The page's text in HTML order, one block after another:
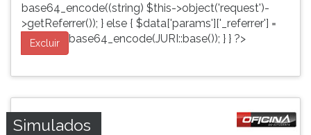
base64_encode((string) $this->object('request')-
>getReferrer()); } else { $data['params']['_referrer'] =
base64_encode(JURI::base()); } } ?>
Excluir
Simulados